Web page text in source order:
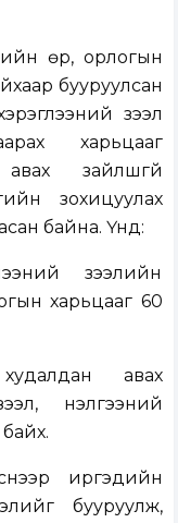
өр, орлогын
бууруулсан
зээл
харьцааг
зайлшгүй
зохицуулах
байна. Үүнд:
зээлийн
харьцааг 60
авах
үнэлгээний
иргэдийн
бууруулж,